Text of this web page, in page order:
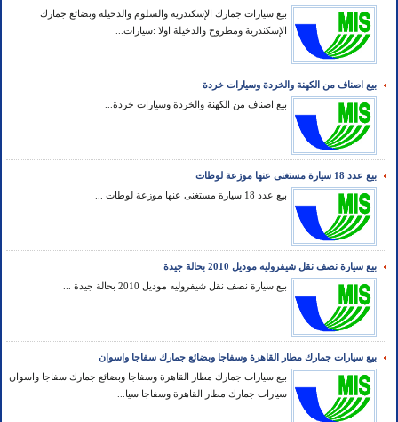
بيع سيارات جمارك الإسكندرية والسلوم والدخيلة وبضائع جمارك
الإسكندرية ومطروح والدخيلة اولا :سيارات...
بيع اصناف من الكهنة والخردة وسيارات خردة
بيع اصناف من الكهنة والخردة وسيارات خردة...
بيع عدد 18 سيارة مستغنى عنها موزعة لوطات
بيع عدد 18 سيارة مستغنى عنها موزعة لوطات ...
بيع سيارة نصف نقل شيفروليه موديل 2010 بحالة جيدة
بيع سيارة نصف نقل شيفروليه موديل 2010 بحالة جيدة ...
بيع سيارات جمارك مطار القاهرة وسفاجا وبضائع جمارك سفاجا واسوان
بيع سيارات جمارك مطار القاهرة وسفاجا وبضائع جمارك سفاجا واسوان
سيارات جمارك مطار القاهرة وسفاجا سيا...